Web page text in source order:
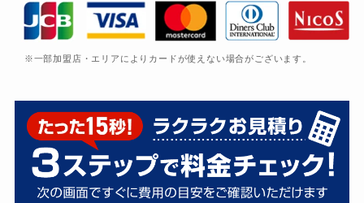
※一部加盟店・エリアによりカードが使えない場合がございます。